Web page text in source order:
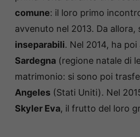
comune: il loro primo
avvenuto nel 2013. Da
inseparabili. Nel 2014, ha
Sardegna (regione natale di
matrimonio: si sono poi
Angeles (Stati Uniti). Nel
Skyler Eva, il frutto del loro